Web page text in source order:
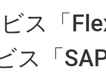
ス「
ス「